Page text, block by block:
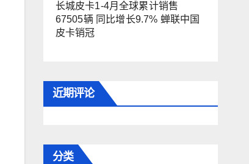
长城皮卡1-4月全球累计销售
67505辆 同比增长9.7% 蝉联中国
皮卡销冠
近期评论
分类